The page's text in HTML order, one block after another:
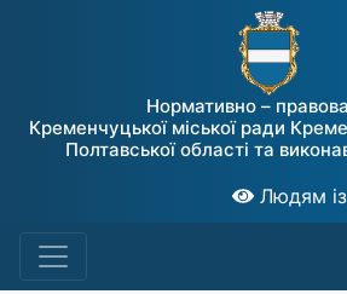
Нормативно –
Кременчуцької міської ради
Полтавської області та
Людям